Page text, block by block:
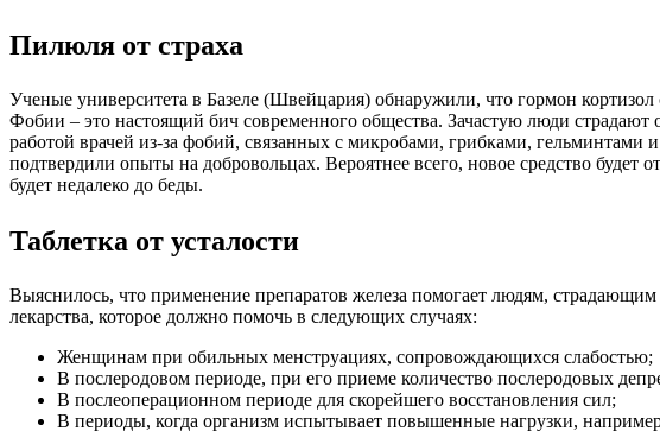
Пилюля от страха
Ученые университета в Базеле (Швейцария) обнаружили, что гормон
Фобии – это настоящий бич современного общества. Зачастую люди
работой врачей из-за фобий, связанных с микробами, грибками,
подтвердили опыты на добровольцах. Вероятнее всего, новое средство будет
будет недалеко до беды.
Таблетка от усталости
Выяснилось, что применение препаратов железа помогает людям,
лекарства, которое должно помочь в следующих случаях:
Женщинам при обильных менструациях, сопровождающихся слабостью;
В послеродовом периоде, при его приеме количество послеродовых
В послеоперационном периоде для скорейшего восстановления сил;
В периоды, когда организм испытывает повышенные нагрузки,